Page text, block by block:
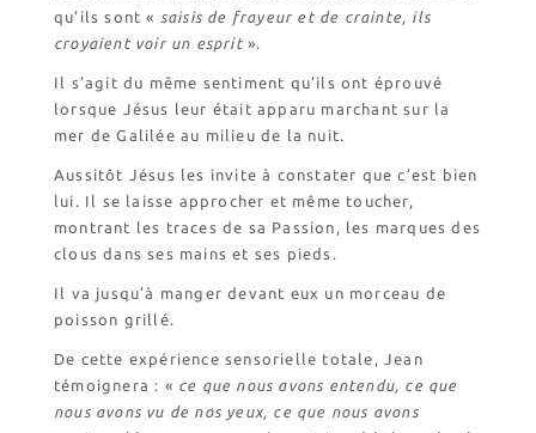
Nos biscuits
Nos ingrédients
L’association
Prochains événements
Contact Communauté
Contact Biscuiterie
qu’ils sont « saisis de frayeur et de crainte, ils
croyaient voir un esprit».
Il s’agit du même sentiment qu’ils ont éprouvé
lorsque Jésus leur était apparu marchant sur la
mer de Galilée au milieu de la nuit.
Aussitôt Jésus les invite à constater que c’est bien
lui. Il se laisse approcher et même toucher,
montrant les traces de sa Passion, les marques des
clous dans ses mains et ses pieds.
Il va jusqu’à manger devant eux un morceau de
poisson grillé.
De cette expérience sensorielle totale, Jean
témoignera : « ce que nous avons entendu, ce que
nous avons vu de nos yeux, ce que nous avons